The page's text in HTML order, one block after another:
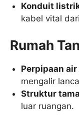
Konduit
kabel vital
Rumah
Perpipaan
mengalir
Struktur
luar ruangan.